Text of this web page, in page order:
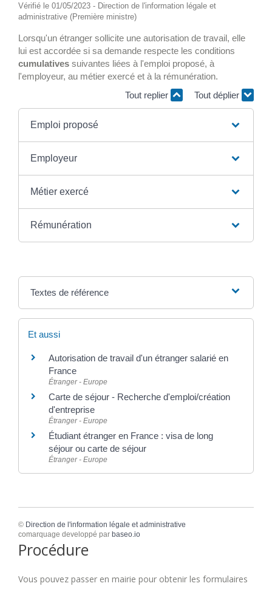
Vérifié le 01/05/2023 - Direction de l'information légale et
administrative (Première ministre)
Lorsqu'un étranger sollicite une autorisation de travail, elle
lui est accordée si sa demande respecte les conditions
cumulatives suivantes liées à l'emploi proposé, à
l'employeur, au métier exercé et à la rémunération.
Tout replier
Tout déplier
Emploi proposé
Employeur
Métier exercé
Rémunération
Textes de référence
Et aussi
Autorisation de travail d'un étranger salarié en
France
Étranger - Europe
Carte de séjour - Recherche d'emploi/création
d'entreprise
Étranger - Europe
Étudiant étranger en France : visa de long
séjour ou carte de séjour
Étranger - Europe
© Direction de l'information légale et administrative
comarquage developpé par baseo.io
Procédure
Vous pouvez passer en mairie pour obtenir les formulaires